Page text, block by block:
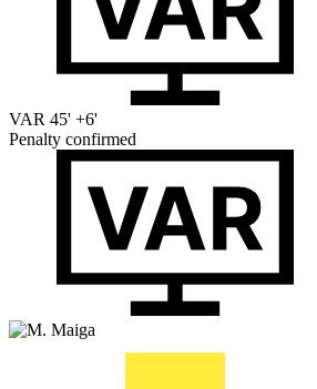
VAR 45' +6'
Penalty confirmed